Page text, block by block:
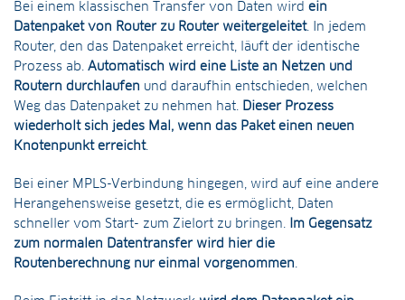
Bei einem klassischen Transfer von Daten wird ein
Datenpaket von Router zu Router weitergeleitet. In jedem
Router, den das Datenpaket erreicht, läuft der identische
Prozess ab. Automatisch wird eine Liste an Netzen und
Routern durchlaufen und daraufhin entschieden, welchen
Weg das Datenpaket zu nehmen hat. Dieser Prozess
wiederholt sich jedes Mal, wenn das Paket einen neuen
Knotenpunkt erreicht.
Bei einer MPLS-Verbindung hingegen, wird auf eine andere
Herangehensweise gesetzt, die es ermöglicht, Daten
schneller vom Start- zum Zielort zu bringen.
Im Gegensatz
zum normalen Datentransfer wird hier die
Routenberechnung nur einmal vorgenommen.